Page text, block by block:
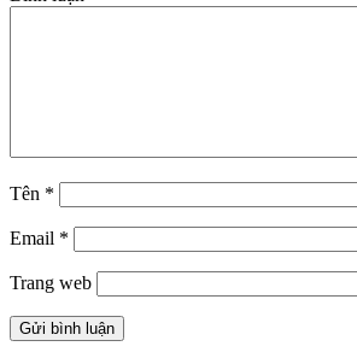
Tên *
Email *
Trang web